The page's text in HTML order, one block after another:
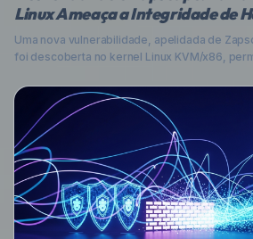
Linux Ameaça a Integridade de
Uma nova vulnerabilidade, apelidada de
foi descoberta no kernel Linux KVM/x86,
isolamento e executem código diretamente
os riscos e como proteger seus ambientes